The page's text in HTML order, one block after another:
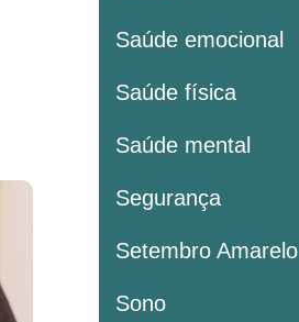
Saúde emocional
Saúde física
Saúde mental
Segurança
Setembro Amarelo
Sono